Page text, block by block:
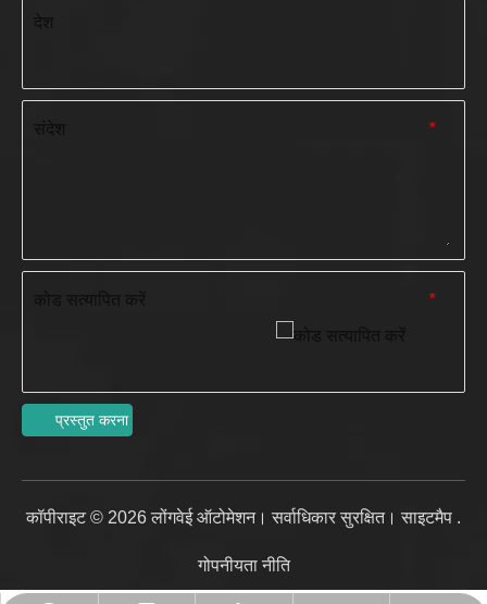
देश
*
*
प्रस्तुत करना
कॉपीराइट © 2026 लोंगवेई ऑटोमेशन। सर्वाधिकार सुरक्षित। साइटमैप .
गोपनीयता नीति